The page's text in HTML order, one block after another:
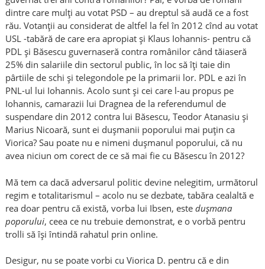
dintre care mulți au votat PSD – au dreptul să audă ce a fost
rău. Votanții au considerat de altfel la fel în 2012 cînd au votat
USL -tabără de care era apropiat și Klaus Iohannis- pentru că
PDL și Băsescu guvernaseră contra românilor când tăiaseră
25% din salariile din sectorul public, în loc să îți taie din
pârtiile de schi și telegondole pe la primarii lor. PDL e azi în
PNL-ul lui Iohannis. Acolo sunt și cei care l-au propus pe
Iohannis, camarazii lui Dragnea de la referendumul de
suspendare din 2012 contra lui Băsescu, Teodor Atanasiu și
Marius Nicoară, sunt ei dușmanii poporului mai puțin ca
Viorica? Sau poate nu e nimeni dușmanul poporului, că nu
avea niciun om corect de ce să mai fie cu Băsescu în 2012?
Mă tem ca dacă adversarul politic devine nelegitim, următorul
regim e totalitarismul – acolo nu se dezbate, tabăra cealaltă e
rea doar pentru că există, vorba lui Ibsen, este dușmana
poporului, ceea ce nu trebuie demonstrat, e o vorbă pentru
trolli să își întindă rahatul prin online.
Desigur, nu se poate vorbi cu Viorica D. pentru că e din